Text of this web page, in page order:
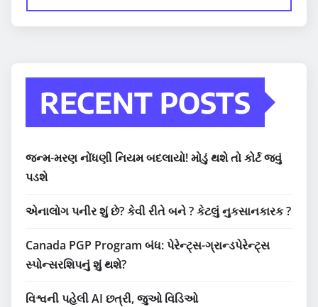
RECENT POSTS
જન્મ-મરણ નોંધણી નિયમ બદલાયો! મોડું થશે તો કોર્ટ જવું
પડશે
એનાલોગ પનીર શું છે? કેવી રીતે બને ? કેટલું નુકસાનકારક ?
Canada PGP Program બંધ: પેરેન્ટ્સ-ગ્રાન્ડપેરેન્ટ્સ
સ્પોન્સરશિપનું શું થશે?
વિશ્વની પહેલી AI છત્રી, જુઓ વિડિઓ